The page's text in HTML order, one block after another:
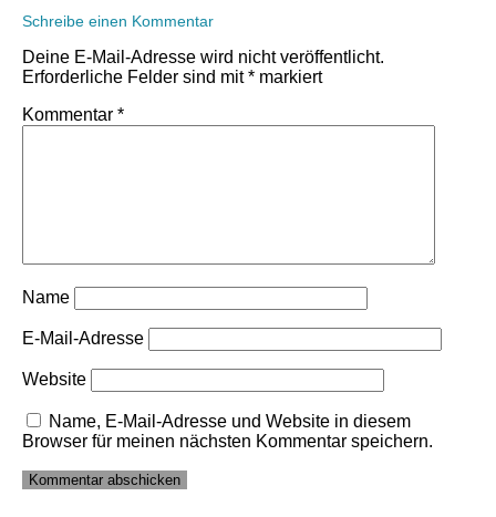
Schreibe einen Kommentar
Deine E-Mail-Adresse wird nicht veröffentlicht.
Erforderliche Felder sind mit* markiert
Kommentar *
Name
E-Mail-Adresse
Website
Name, E-Mail-Adresse und Website in diesem
Browser für meinen nächsten Kommentar speichern.